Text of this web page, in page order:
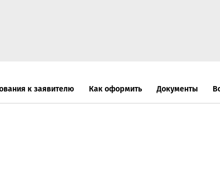
к заявителю Как оформить Документы